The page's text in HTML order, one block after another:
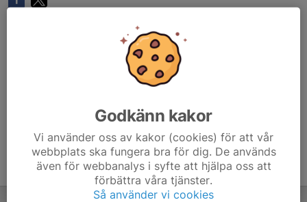
Godkänn kakor
Vi använder oss av kakor (cookies) för att vår
webbplats ska fungera bra för dig. De används
även för webbanalys i syfte att hjälpa oss att
förbättra våra tjänster.
Så använder vi cookies